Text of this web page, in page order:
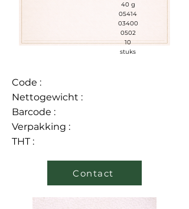
40 g
05414
03400
0502
10
stuks
Code :
Nettogewicht :
Barcode :
Verpakking :
THT :
Contact